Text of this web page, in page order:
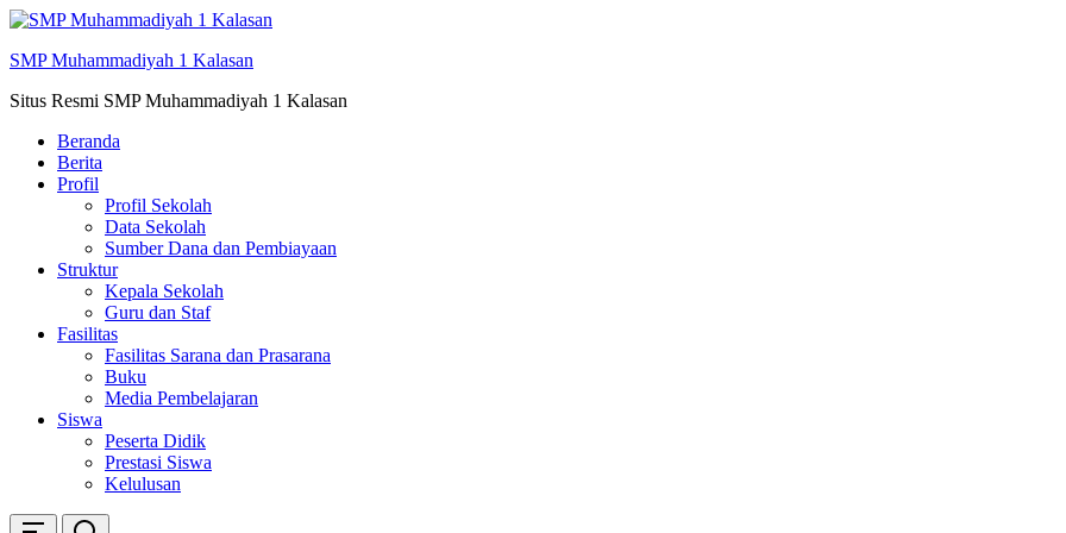
Skip
konten
SMP Muhammadiyah 1 Kalasan
Situs Resmi SMP Muhammadiyah 1 Kalasan
Beranda
Berita
Profil
Profil Sekolah
Data Sekolah
Sumber Dana dan Pembiayaan
Struktur
Kepala Sekolah
Guru dan Staf
Fasilitas
Fasilitas Sarana dan Prasarana
Buku
Media Pembelajaran
Siswa
Peserta Didik
Prestasi Siswa
Kelulusan